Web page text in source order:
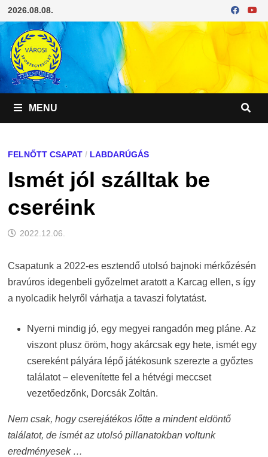
Skip
to
content
2026.08.08.
MENU
FELNŐTT CSAPAT/ LABDARÚGÁS
Ismét jól szálltak be
cseréink
2022.12.06.
Csapatunk a 2022-es esztendő utolsó bajnoki mérkőzésén
bravúros idegenbeli győzelmet aratott a Karcag ellen, s így
a nyolcadik helyről várhatja a tavaszi folytatást.
Nyerni mindig jó, egy megyei rangadón meg pláne. Az
viszont plusz öröm, hogy akárcsak egy hete, ismét egy
csereként pályára lépő játékosunk szerezte a győztes
találatot – elevenítette fel a hétvégi meccset
vezetőedzőnk, Dorcsák Zoltán.
Nem csak, hogy cserejátékos lőtte a mindent eldöntő
találatot, de ismét az utolsó pillanatokban voltunk
eredményesek …